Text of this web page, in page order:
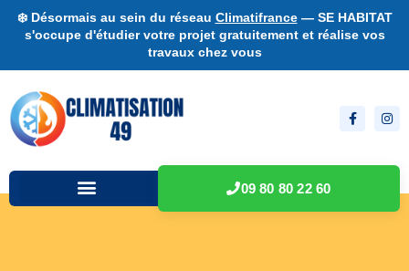
❄️ Désormais au sein du réseau Climatifrance— SE HABITAT
s'occupe d'étudier votre projet gratuitement et réalise vos
travaux chez vous
09 80 80 22 60